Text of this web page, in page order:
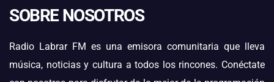
SOBRE NOSOTROS
Radio Labrar FM es una emisora comunitaria que lleva
música, noticias y cultura a todos los rincones. Conéctate